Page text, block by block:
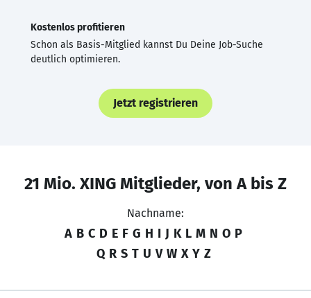
Kostenlos profitieren
Schon als Basis-Mitglied kannst Du Deine Job-Suche
deutlich optimieren.
Jetzt registrieren
21 Mio. XING Mitglieder, von A bis Z
Nachname:
A B C D E F G H I J K L M N O P
Q R S T U V W X Y Z